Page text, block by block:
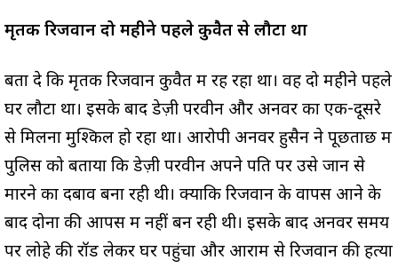
मृतक रिजवान दो महीने पहले कुवैत से लौटा था
बता दे कि मृतक रिजवान कुवैत में रह रहा था। वह दो महीने पहले
घर लौटा था। इसके बाद डेज़ी परवीन और अनवर का एक-दूसरे
से मिलना मुश्किल हो रहा था। आरोपी अनवर हुसैन ने पूछताछ में
पुलिस को बताया कि डेज़ी परवीन अपने पति पर उसे जान से
मारने का दबाव बना रही थी। क्योंकि रिजवान के वापस आने के
बाद दोनों की आपस में नहीं बन रही थी। इसके बाद अनवर समय
पर लोहे की रॉड लेकर घर पहुंचा और आराम से रिजवान की हत्या